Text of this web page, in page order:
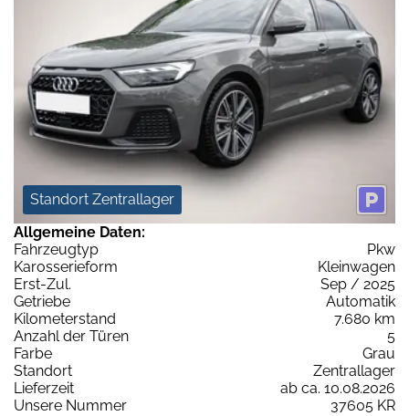
Standort Zentrallager
Allgemeine Daten:
Fahrzeugtyp
Pkw
Karosserieform
Kleinwagen
Erst-Zul.
Sep / 2025
Getriebe
Automatik
Kilometerstand
7.680 km
Anzahl der Türen
5
Farbe
Grau
Standort
Zentrallager
Lieferzeit
ab ca. 10.08.2026
Unsere Nummer
37605 KR